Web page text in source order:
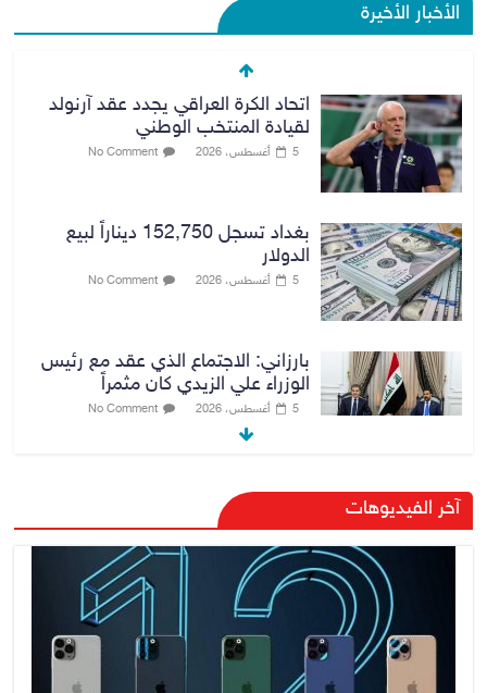
الأخبار الأخيرة
اتحاد الكرة العراقي يجدد عقد آرنولد
لقيادة المنتخب الوطني
5 أغسطس، 2026 No Comment
بغداد تسجل 152,750 ديناراً لبيع
الدولار
5 أغسطس، 2026 No Comment
بارزاني: الاجتماع الذي عقد مع رئيس
الوزراء علي الزيدي كان مثمراً
5 أغسطس، 2026 No Comment
وزير الخارجية يبحث مع نظيره
السعودي ترتيبات زيارة مرتقبة لوفد
أمني عراقي إلى السعودية
5 أغسطس، 2026 No Comment
وزارة الخزانة الأمريكية تعلن إلغاء
عقوبات مرتبطة بإيران
No Comment
آخر الفيديوهات